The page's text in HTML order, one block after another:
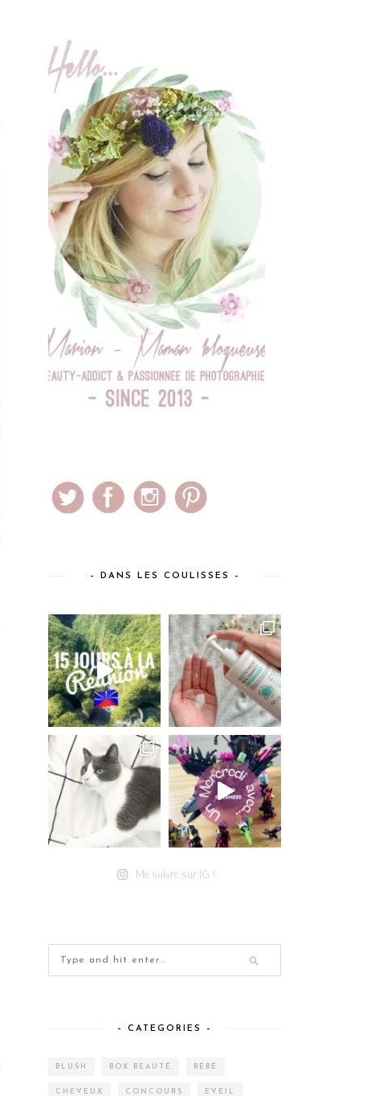
– DANS LES COULISSES –
Me suivre sur IG !
– CATEGORIES –
BLUSH BOX BEAUTÉ BÉBÉ
CHEVEUX CONCOURS EVEIL